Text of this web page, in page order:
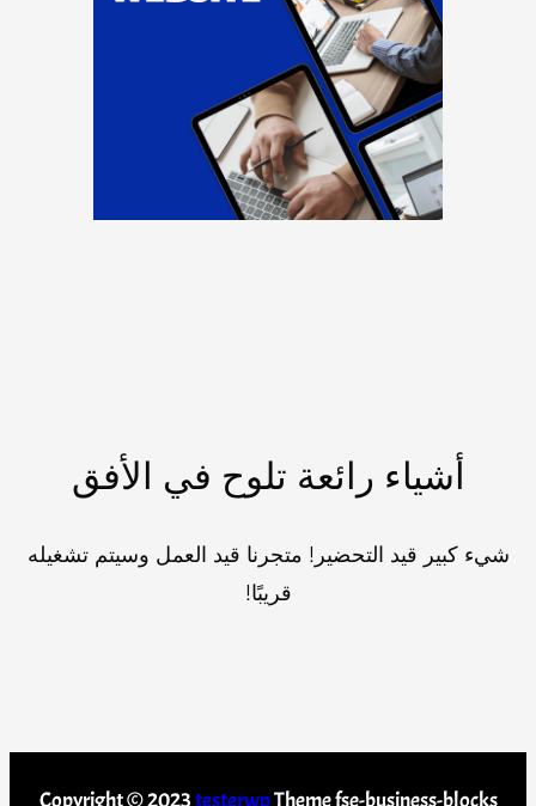
أشياء رائعة تلوح في الأفق
شيء كبير قيد التحضير! متجرنا قيد العمل وسيتم تشغيله
قريبًا!
Copyright © 2023testerwpTheme fse-business-blocks